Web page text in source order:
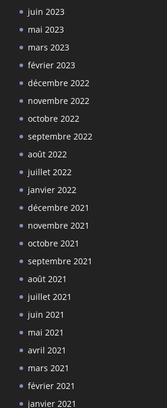
juin 2023
mai 2023
mars 2023
février 2023
décembre 2022
novembre 2022
octobre 2022
septembre 2022
août 2022
juillet 2022
janvier 2022
décembre 2021
novembre 2021
octobre 2021
septembre 2021
août 2021
juillet 2021
juin 2021
mai 2021
avril 2021
mars 2021
février 2021
janvier 2021